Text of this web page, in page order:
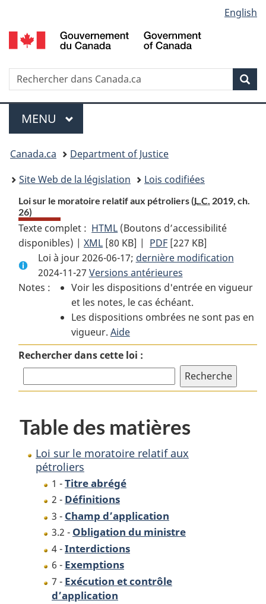
au
contenu
propos
de
la
HTML
simplifiée
selection
English
Recherche
Menu
MENU PRINCIPAL
You
are
here:
Canada.ca
Department of Justice
Site Web de la législation
Lois codifiées
Loi sur le moratoire relatif aux pétroliers (L.C. 2019, ch.
26)
Texte complet : HTML Texte
complet
:
Loi
sur
le
moratoire
relatif
aux
pétroliers
(Boutons d’accessibilité
disponibles) |XML Texte
complet
:
Loi
sur
le
moratoire
relatif
aux
[80 KB] | PDF Texte
complet
:
Loi
sur
le
relatif
pétroliers
[227 KB]
Loi à jour 2026-06-17; dernière modification
2024-11-27 Versions antérieures
Notes :
Voir les dispositions d'entrée en vigueur
et les notes, le cas échéant.
Les dispositions ombrées ne sont pas en
vigueur. Aide
Rechercher dans cette loi :
Table des matières
Loi sur le moratoire relatif aux
pétroliers
1 -Titre abrégé
2 - Définitions
3 - Champ d’application
3.2 - Obligation du ministre
4 -Interdictions
6 - Exemptions
7 - Exécution et contrôle
d’application